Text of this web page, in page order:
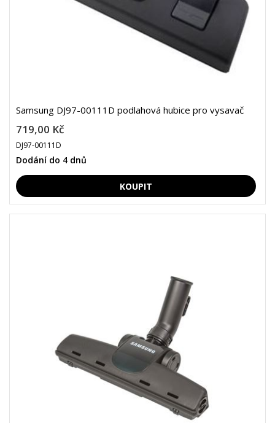
Samsung DJ97-00111D podlahová hubice pro vysavač
719,00 Kč
DJ97-00111D
Dodání do 4 dnů